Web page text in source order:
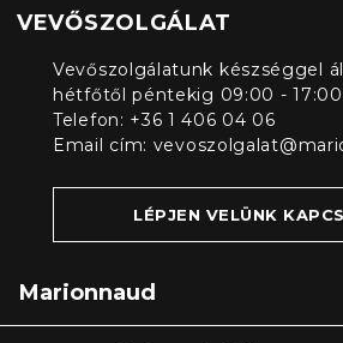
VEVŐSZOLGÁLAT
Vevőszolgálatunk készséggel
hétfőtől péntekig 09:00 -
Telefon: +36 1 406 04 06
Email cím:
LÉPJEN VELÜNK
Marionnaud